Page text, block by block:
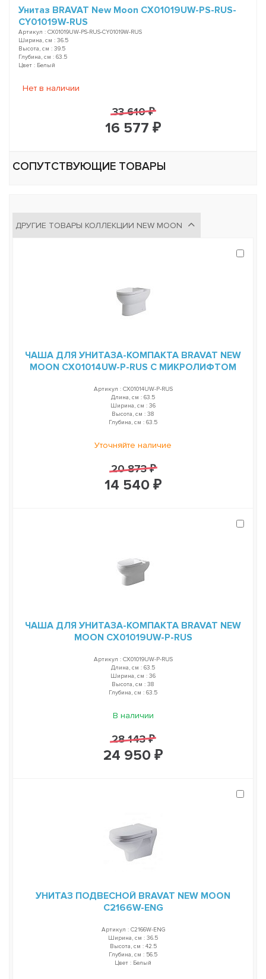
Унитаз BRAVAT New Moon CX01019UW-PS-RUS-
CY01019W-RUS
Артикул : CX01019UW-PS-RUS-CY01019W-RUS
Ширина, см : 36.5
Высота, см : 39.5
Глубина, см : 63.5
Цвет : Белый
Нет в наличии
33 610 ₽
16 577 ₽
СОПУТСТВУЮЩИЕ ТОВАРЫ
ДРУГИЕ ТОВАРЫ КОЛЛЕКЦИИ NEW MOON
ЧАША ДЛЯ УНИТАЗА-КОМПАКТА BRAVAT NEW
MOON CX01014UW-P-RUS С МИКРОЛИФТОМ
Артикул : CX01014UW-P-RUS
Длина, см : 63.5
Ширина, см : 36
Высота, см : 38
Глубина, см : 63.5
Уточняйте наличие
20 873 ₽
14 540 ₽
ЧАША ДЛЯ УНИТАЗА-КОМПАКТА BRAVAT NEW
MOON CX01019UW-P-RUS
Артикул : CX01019UW-P-RUS
Длина, см : 63.5
Ширина, см : 36
Высота, см : 38
Глубина, см : 63.5
В наличии
28 143 ₽
24 950 ₽
УНИТАЗ ПОДВЕСНОЙ BRAVAT NEW MOON
C2166W-ENG
Артикул : C2166W-ENG
Ширина, см : 36.5
Высота, см : 42.5
Глубина, см : 56.5
Цвет : Белый